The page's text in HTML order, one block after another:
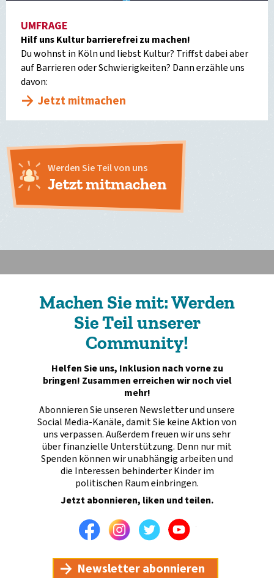
UMFRAGE
Hilf uns Kultur barrierefrei zu machen!
Du wohnst in Köln und liebst Kultur? Triffst dabei aber
auf Barrieren oder Schwierigkeiten? Dann erzähle uns
davon:
Jetzt mitmachen
Werden Sie Teil von uns
Jetzt mitmachen
Machen Sie mit: Werden
Sie Teil unserer
Community!
Helfen Sie uns, Inklusion nach vorne zu
bringen! Zusammen erreichen wir noch viel
mehr!
Abonnieren Sie unseren Newsletter und unsere
Social Media-Kanäle, damit Sie keine Aktion von
uns verpassen. Außerdem freuen wir uns sehr
über finanzielle Unterstützung. Denn nur mit
Spenden können wir unabhängig arbeiten und
die Interessen behinderter Kinder im
politischen Raum einbringen.
Jetzt abonnieren, liken und teilen.
FacebookInstagramTwitterYoutube
Newsletter abonnieren